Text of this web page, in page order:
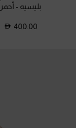
بليسيه - أحمر
400.00